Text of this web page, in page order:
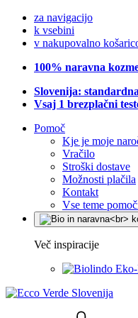
za navigacijo
k vsebini
v nakupovalno
100% naravna
Slovenija:
Vsaj 1 brezplačni
Pomoč
Kje je moje
Vračilo
Stroški dostave
Možnosti plačila
Kontakt
Vse teme
Več inspiracije